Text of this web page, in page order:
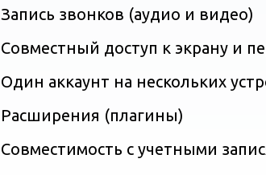
Запись звонков (аудио и видео)
Совместный доступ к экрану и
Один аккаунт на нескольких
Расширения (плагины)
Совместимость с учетными